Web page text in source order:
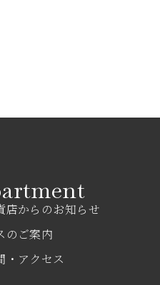
店からのお知らせ
のご案内
・アクセス